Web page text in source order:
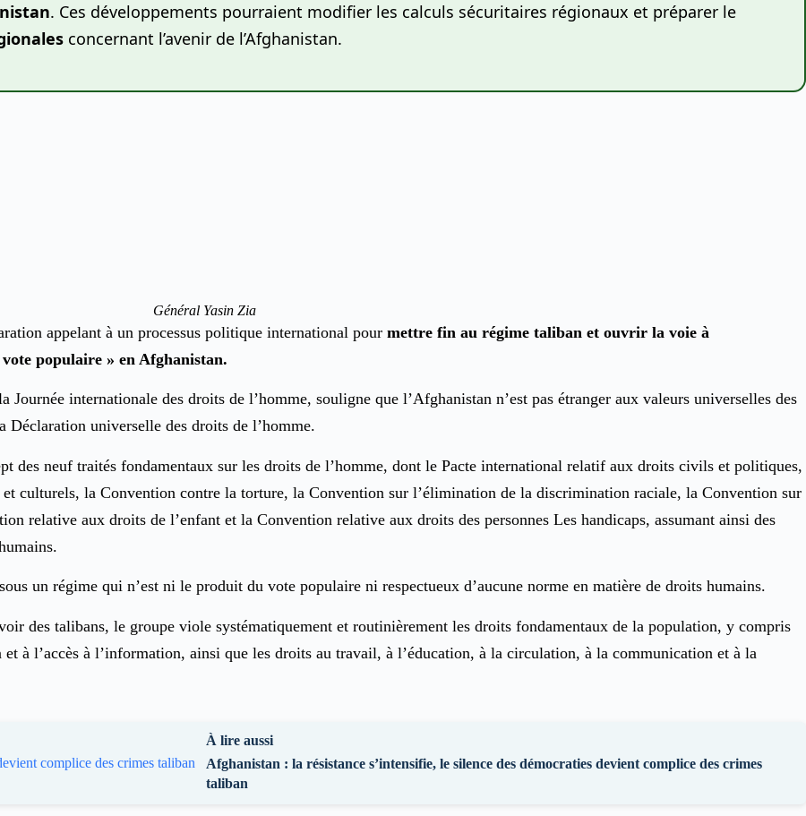
. Ces développements pourraient modifier les calculs sécuritaires régionaux et préparer le
concernant l’avenir de l’Afghanistan.
Général Yasin Zia
appelant à un processus politique international pour mettre fin au régime taliban et ouvrir la voie à
populaire » en Afghanistan.
internationale des droits de l’homme, souligne que l’Afghanistan n’est pas étranger aux valeurs universelles des
Déclaration universelle des droits de l’homme.
des neuf traités fondamentaux sur les droits de l’homme, dont le Pacte international relatif aux droits civils et politiques,
culturels, la Convention contre la torture, la Convention sur l’élimination de la discrimination raciale, la Convention sur
relative aux droits de l’enfant et la Convention relative aux droits des personnes Les handicaps, assumant ainsi des
un régime qui n’est ni le produit du vote populaire ni respectueux d’aucune norme en matière de droits humains.
des talibans, le groupe viole systématiquement et routinièrement les droits fondamentaux de la population, y compris
à l’accès à l’information, ainsi que les droits au travail, à l’éducation, à la circulation, à la communication et à la
À lire aussi
Afghanistan : la résistance s’intensifie, le silence des démocraties devient complice des crimes
taliban